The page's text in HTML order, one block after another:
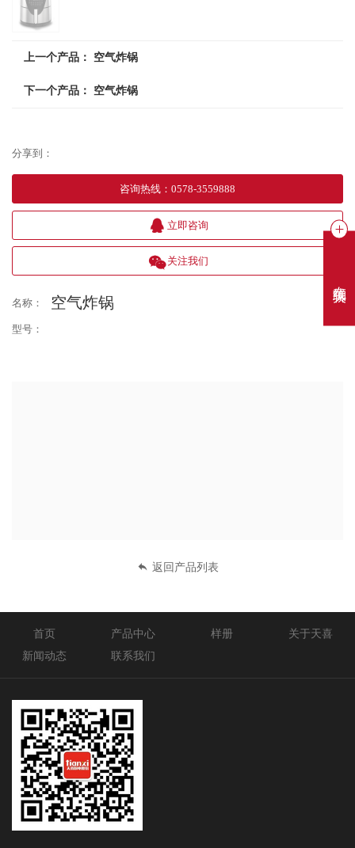
上一个产品： 空气炸锅
下一个产品： 空气炸锅
分享到：
咨询热线 ： 0578-3559888
立即咨询
关注我们
名称： 空气炸锅
型号：
返回产品列表
首页 产品中心 样册
关于天喜
新闻动态
联系我们